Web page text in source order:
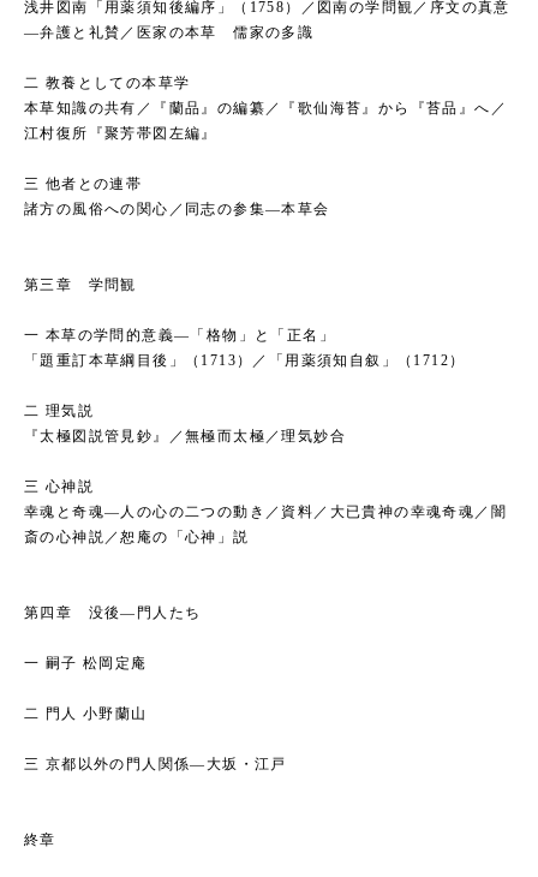
浅井図南「用薬須知後編序」（1758）／図南の学問観／序文の真意
―弁護と礼賛／医家の本草 儒家の多識
二 教養としての本草学
本草知識の共有／『蘭品』の編纂／『歌仙海苔』から『苔品』へ／
江村復所『聚芳帯図左編』
三 他者との連帯
諸方の風俗への関心／同志の参集―本草会
第三章 学問観
一 本草の学問的意義―「格物」と「正名」
「題重訂本草綱目後」（1713）／「用薬須知自叙」（1712）
二 理気説
『太極図説管見鈔』／無極而太極／理気妙合
三 心神説
幸魂と奇魂―人の心の二つの動き／資料／大已貴神の幸魂奇魂／闇
斎の心神説／恕庵の「心神」説
第四章 没後―門人たち
一 嗣子 松岡定庵
二 門人 小野蘭山
三 京都以外の門人関係―大坂・江戸
終章